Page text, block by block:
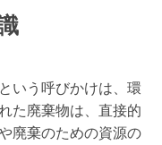
いう呼びかけは、環
た廃棄物は、直接的
廃棄のための資源の